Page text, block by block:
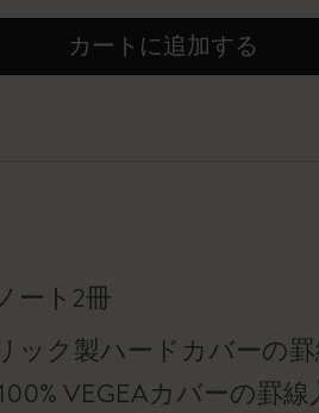
カートに追加する
ート2冊
ック製ハードカバーの
VEGEAカバーの罫